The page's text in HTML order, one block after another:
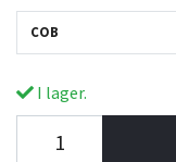
COB
I lager.